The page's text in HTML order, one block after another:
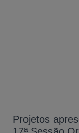
Projetos